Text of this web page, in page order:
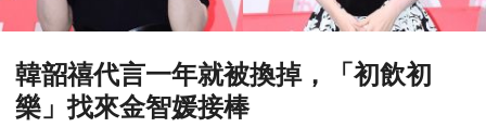
韓韶禧代言一年就被換掉，「初飲初
樂」找來金智媛接棒